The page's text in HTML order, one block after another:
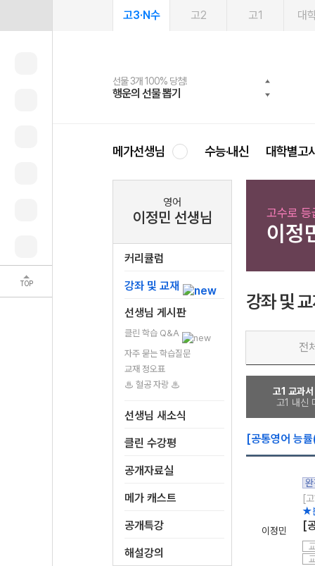
TOP
고3·N수 고2 고1 대
선물 3개 100% 당첨!
행운의 선물 뽑기
선물 100% 증정!
메가스터디 X 올리브
여름방학 스터디 캐시백
메가런 썸머스쿨
2027 러셀 단과
강사 공개선발
스마트러닝앱
설문 EVENT
메가패스
3일 무료 체험권
메가패스 수강생 무료혜택!
메가클럽 멤버십
사회공헌 캠페인
희망이룸 메가나눔
메가선생님 수능·내신 대학별고
영어
이정민 선생님
커리큘럼
강좌 및 교재
선생님 게시판
클린 학습 Q&A
자주 묻는 학습질문
교재 정오표
♨ 혈공 자랑 ♨
선생님 새소식
클린 수강평
공개자료실
메가 캐스트
공개특강
해설강의
고수로 등
이정
강좌 및
전
고1 교과
고1 내신
[공통영어 능
이정민
[
★
[